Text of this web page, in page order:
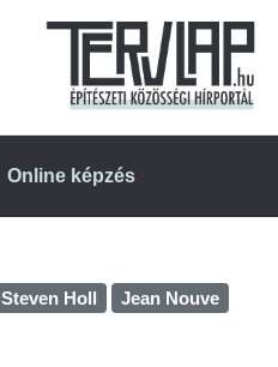
Online képzés
Steven Holl Jean Nouve